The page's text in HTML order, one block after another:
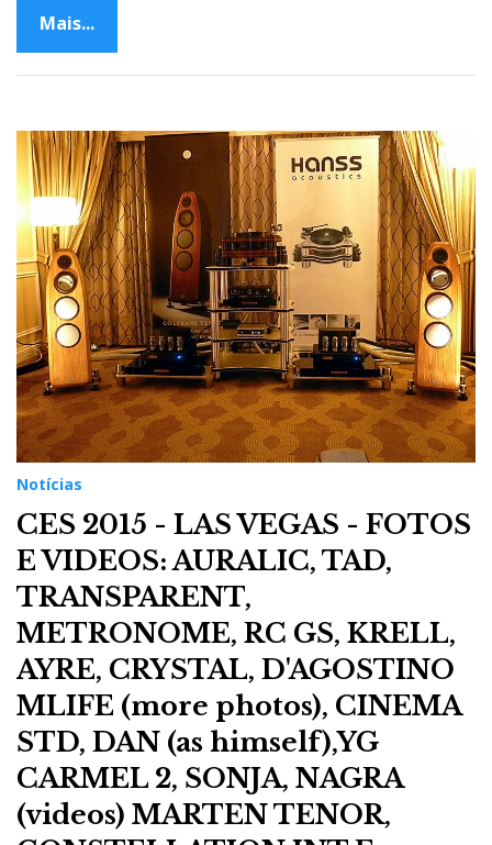
Mais...
Notícias
CES 2015 - LAS VEGAS - FOTOS
E VIDEOS: AURALIC, TAD,
TRANSPARENT,
METRONOME, RC GS, KRELL,
AYRE, CRYSTAL, D'AGOSTINO
MLIFE (more photos), CINEMA
STD, DAN (as himself),YG
CARMEL 2, SONJA, NAGRA
(videos) MARTEN TENOR,